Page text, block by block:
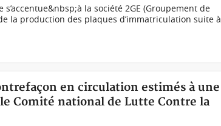
s’accentue&nbsp;à la société 2GE (Groupement de
la production des plaques d’immatriculation suite à
en circulation estimés à une
Comité national de Lutte Contre la